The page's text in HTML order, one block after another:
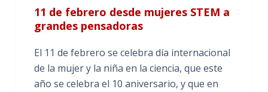
11 de febrero desde mujeres STEM a
grandes pensadoras
El 11 de febrero se celebra día internacional
de la mujer y la niña en la ciencia, que este
año se celebra el 10 aniversario, y que en